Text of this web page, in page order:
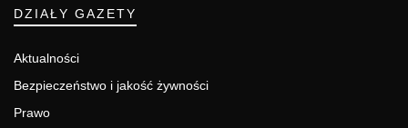
DZIAŁY GAZETY
Aktualności
Bezpieczeństwo i jakość żywności
Prawo